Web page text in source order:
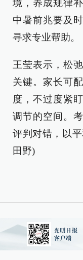
境，养成规律
中暑前兆要及
寻求专业帮助。
王莹表示，松
关键。家长可
度，不过度紧
调节的空间。
评判对错，以
田野)